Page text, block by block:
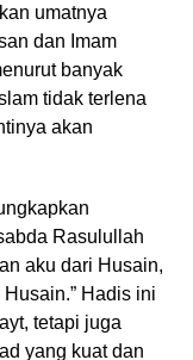
umatnya
dan Imam
banyak
tidak terlena
akan
Rasulullah
aku dari Husain,
Hadis ini
tetapi juga
yang kuat dan